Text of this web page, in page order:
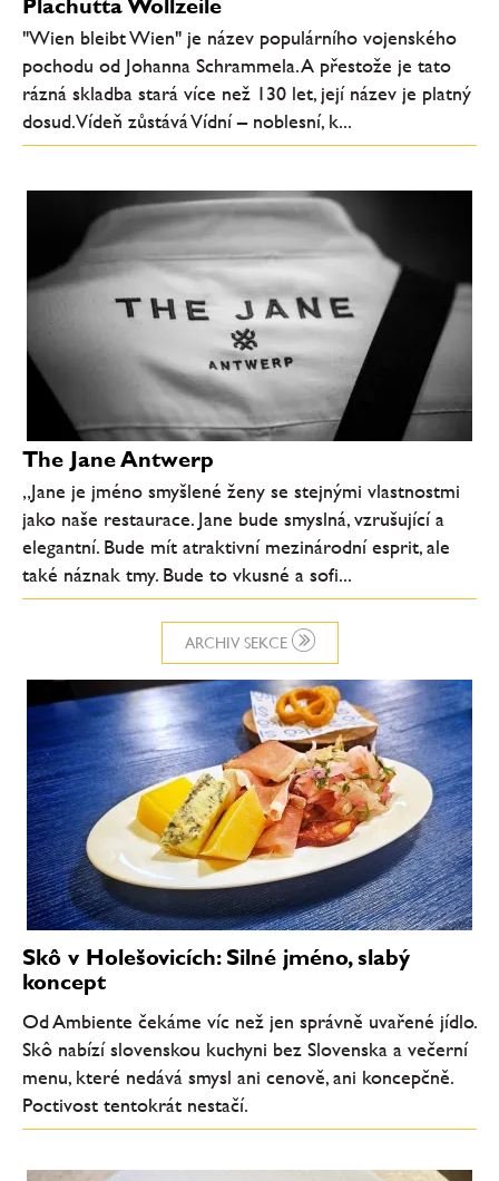
ARCHIV SEKCE
Plachutta Wollzeile
"Wien bleibt Wien" je název populárního vojenského
pochodu od Johanna Schrammela. A přestože je tato
rázná skladba stará více než 130 let, její název je platný
dosud. Vídeň zůstává Vídní – noblesní, k...
The Jane Antwerp
„Jane je jméno smyšlené ženy se stejnými vlastnostmi
jako naše restaurace. Jane bude smyslná, vzrušující a
elegantní. Bude mít atraktivní mezinárodní esprit, ale
také náznak tmy. Bude to vkusné a sofi...
Skô v Holešovicích: Silné jméno, slabý
koncept
Od Ambiente čekáme víc než jen správně uvařené jídlo.
Skô nabízí slovenskou kuchyni bez Slovenska a večerní
menu, které nedává smysl ani cenově, ani koncepčně.
Poctivost tentokrát nestačí.